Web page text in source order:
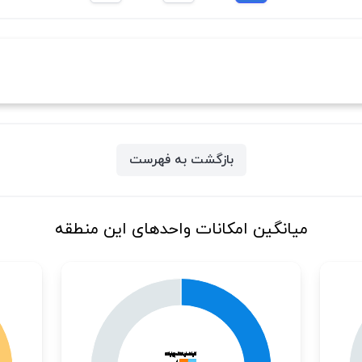
بازگشت به فهرست
میانگین امکانات واحدهای این منطقه